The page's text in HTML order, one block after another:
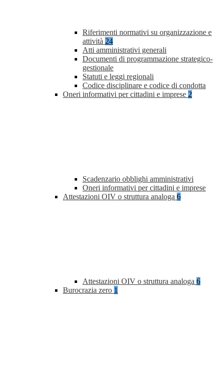
Riferimenti normativi su organizzazione e
attività 24
Atti amministrativi generali
Documenti di programmazione strategico-
gestionale
Statuti e leggi regionali
Codice disciplinare e codice di condotta
Oneri informativi per cittadini e imprese 2
Scadenzario obblighi amministrativi
Oneri informativi per cittadini e imprese
Attestazioni OIV o struttura analoga 6
Attestazioni OIV o struttura analoga 6
Burocrazia zero 1